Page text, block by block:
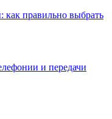
правильно выбрать
и передачи